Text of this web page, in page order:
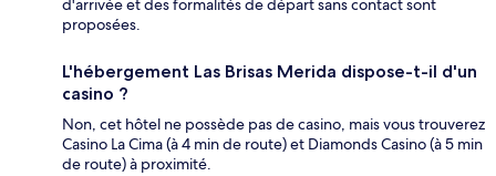
d'arrivée et des formalités de départ sans contact sont
proposées.
L'hébergement Las Brisas Merida dispose-t-il d'un
casino ?
Non, cet hôtel ne possède pas de casino, mais vous trouverez
Casino La Cima (à 4 min de route) et Diamonds Casino (à 5 min
de route) à proximité.